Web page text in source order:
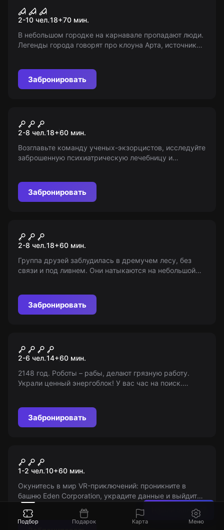
Ужасающий
2-10 чел.18+70 мин.
В небольшом городке на карнавале пропадают люди.
Легенды города говорят про клоуна Арта, источника
очередной жертвой?
Забронировать
Искатели могил
2-8 чел.18+60 мин.
Возглавьте команду ученых-экзорцистов, исследуйте
заброшенную психиатрическую лечебницу и
Забронировать
Не дыши
2-8 чел.18+60 мин.
Группа друзей заблудилась в дремучем лесу, без
связи и под ливнем. Они натыкаются на небольшой
Забронировать
Андроид Тедди
2-6 чел.14+60 мин.
2148 год. Роботы – рабы, делают грязную работу.
Украли ценный энергоблок! У вас час на поиск.
Забронировать
Raw Data
1-2 чел.10+60 мин.
Окунитесь в мир VR-приключений: проникните в
башню Eden Corporation, украдите данные и выйдите
живым. У вас только один враг - роботы, жаждущие
вашей смерти. Возраст: 10+
Нашли ошибку?
Подбор Подарок Карта Меню